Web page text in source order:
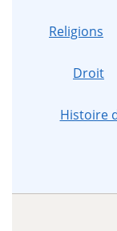
Religions
Droit
Histoire